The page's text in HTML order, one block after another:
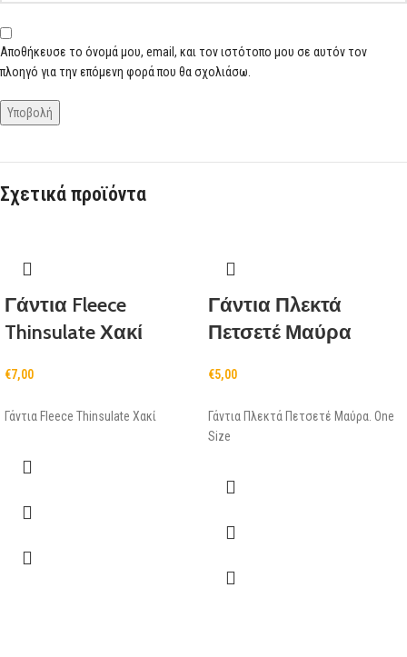
Αποθήκευσε το όνομά μου, email, και τον ιστότοπο μου σε αυτόν τον
πλοηγό για την επόμενη φορά που θα σχολιάσω.
Σχετικά προϊόντα
Γάντια Fleece
Thinsulate Χακί
€7,00
Γάντια Fleece Thinsulate Χακί
Γάντια Πλεκτά
Πετσετέ Μαύρα
€5,00
Γάντια Πλεκτά Πετσετέ Μαύρα. One
Size